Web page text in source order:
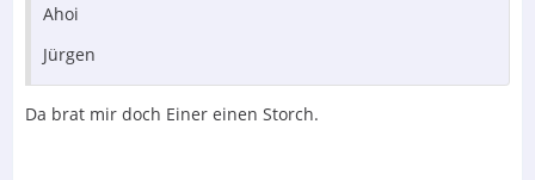
Ahoi
Jürgen
Da brat mir doch Einer einen Storch.